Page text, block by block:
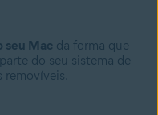
seu Mac da forma que
do seu sistema de